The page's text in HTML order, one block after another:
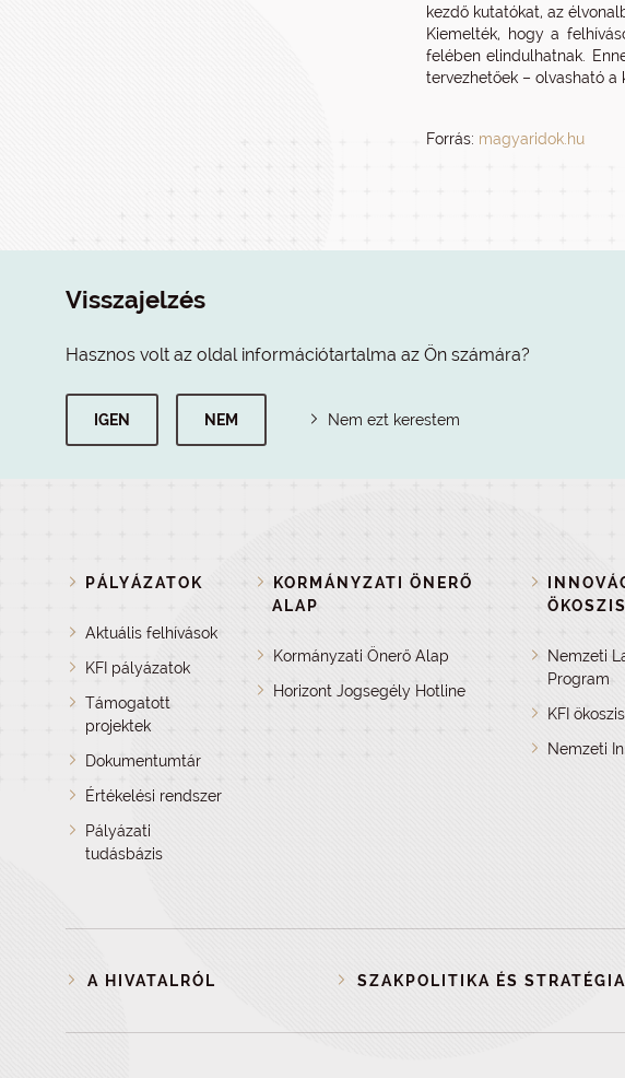
kezdő kutatókat, az
Kiemelték, hogy a
felében elindulhatnak.
tervezhetőek – olvasható a
Forrás: magyaridok.hu
Visszajelzés
Hasznos volt az oldal információtartalma az Ön számára?
IGEN NEM Nem ezt kerestem
PÁLYÁZATOK
Aktuális felhívások
KFI pályázatok
Támogatott
projektek
Dokumentumtár
Értékelési rendszer
Pályázati
tudásbázis
KORMÁNYZATI ÖNERŐ
ALAP
Kormányzati Önerő Alap
Horizont Jogsegély Hotline
Nemzeti
Program
KFI
Nemzeti
A HIVATALRÓL SZAKPOLITIKA ÉS STRATÉGIA